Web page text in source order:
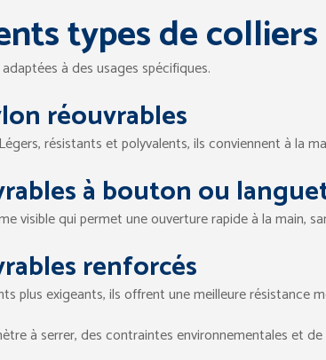
types de
à des usages spécifiques.
réouvrables
résistants et polyvalents, ils conviennent à la
à bouton ou
visible qui permet une ouverture rapide à la main,
renforcés
plus exigeants, ils offrent une meilleure résistance
à serrer, des contraintes environnementales et de